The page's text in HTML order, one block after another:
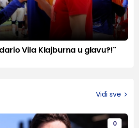
Vila Klajburna u glavu?!"
Vidi sve
0